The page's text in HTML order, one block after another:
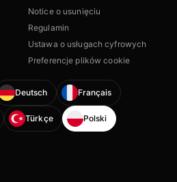
Notice o usunięciu
Regulamin
Ustawa o usługach cyfrowych
Preferencje plików cookie
Deutsch Français
Türkçe Polski